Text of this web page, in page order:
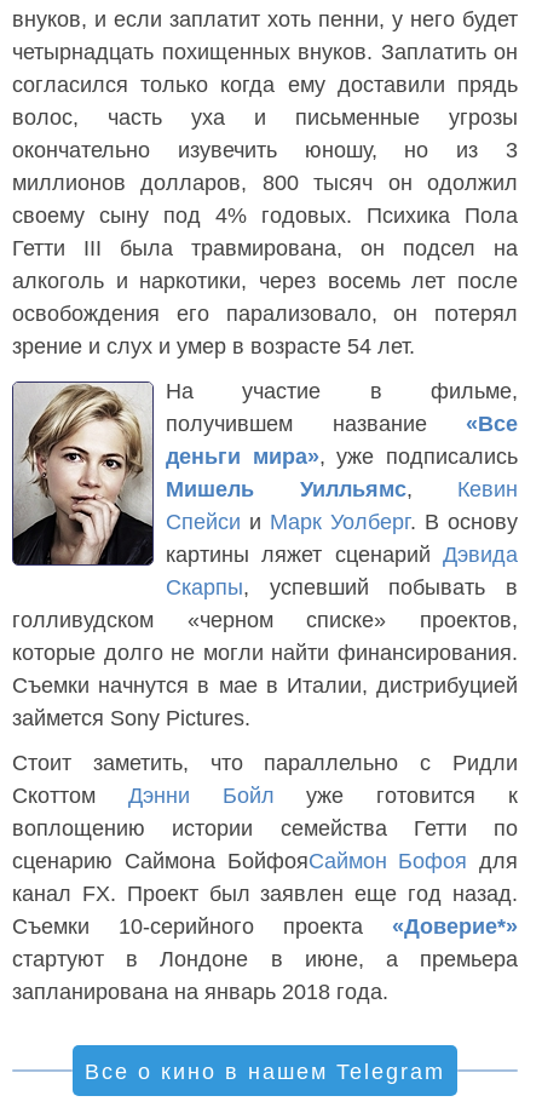
внуков, и если заплатит хоть пенни, у него будет
четырнадцать похищенных внуков. Заплатить он
согласился только когда ему доставили прядь
волос, часть уха и письменные угрозы
окончательно изувечить юношу, но из 3
миллионов долларов, 800 тысяч он одолжил
своему сыну под 4% годовых. Психика Пола
Гетти III была травмирована, он подсел на
алкоголь и наркотики, через восемь лет после
освобождения его парализовало, он потерял
зрение и слух и умер в возрасте 54 лет.
На участие в фильме,
получившем название «Все
деньги мира», уже подписались
Мишель Уилльямс, Кевин
Спейси и Марк Уолберг. В основу
картины ляжет сценарий Дэвида
Скарпы, успевший побывать в
голливудском «черном списке» проектов,
которые долго не могли найти финансирования.
Съемки начнутся в мае в Италии, дистрибуцией
займется Sony Pictures.
Стоит заметить, что параллельно с Ридли
Скоттом Дэнни Бойл уже готовится к
воплощению истории семейства Гетти по
сценарию Саймона БойфояСаймон Бофоя для
канал FX. Проект был заявлен еще год назад.
Съемки 10-серийного проекта «Доверие*»
стартуют в Лондоне в июне, а премьера
запланирована на январь 2018 года.
Все о кино в нашем Telegram